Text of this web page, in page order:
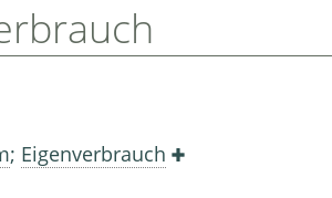
; Eigenverbrauch